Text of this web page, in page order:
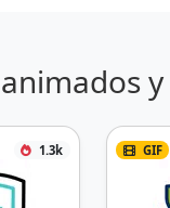
1.3k GIF